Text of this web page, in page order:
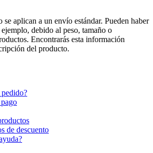
se aplican a un envío estándar. Pueden haber
debido al peso, tamaño o
Encontrarás esta información
del producto.
de descuento